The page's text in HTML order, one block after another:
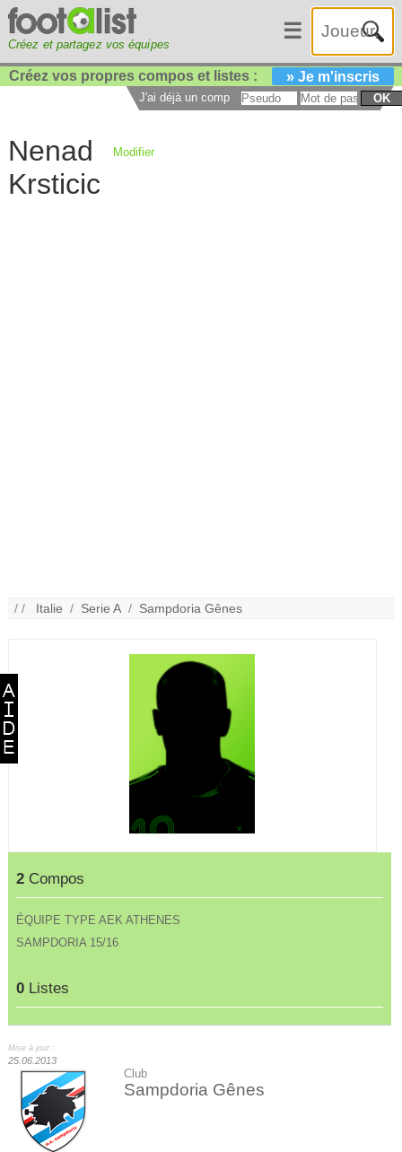
Créez et partagez vos équipes
☰
Créez vos propres compos et listes : » Je m'inscris
J'ai déjà un compte : OK
Nenad
Krsticic
Modifier
/ / Italie / Serie A / Sampdoria Gênes
2 Compos
ÉQUIPE TYPE AEK ATHENES
SAMPDORIA 15/16
0 Listes
Mise à jour :
25.06.2013
Club
Sampdoria Gênes